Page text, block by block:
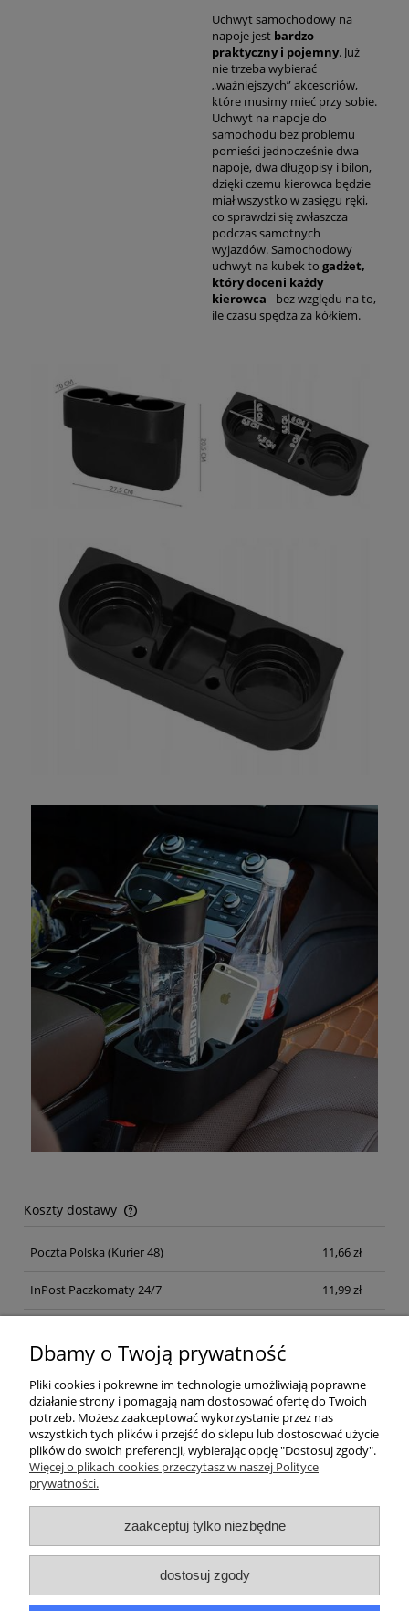
Uchwyt samochodowy na
napoje jest bardzo
praktyczny i pojemny. Już
nie trzeba wybierać
„ważniejszych” akcesoriów,
które musimy mieć przy sobie.
Uchwyt na napoje do
samochodu bez problemu
pomieści jednocześnie dwa
napoje, dwa długopisy i bilon,
dzięki czemu kierowca będzie
miał wszystko w zasięgu ręki,
co sprawdzi się zwłaszcza
podczas samotnych
wyjazdów. Samochodowy
uchwyt na kubek to gadżet,
który doceni każdy
kierowca - bez względu na to,
ile czasu spędza za kółkiem.
Koszty dostawy
Cena nie zawiera ewentualnych kosztów płatności
Poczta Polska (Kurier 48) 11,66 zł
InPost Paczkomaty 24/7 11,99 zł
Pomoc
Moje konto
Płatności i dostawa
Informacje
Dbamy o Twoją prywatność
Pliki cookies i pokrewne im technologie umożliwiają poprawne
działanie strony i pomagają nam dostosować ofertę do Twoich
potrzeb. Możesz zaakceptować wykorzystanie przez nas
wszystkich tych plików i przejść do sklepu lub dostosować użycie
plików do swoich preferencji, wybierając opcję "Dostosuj zgody".
Więcej o plikach cookies przeczytasz w naszej Polityce
prywatności.
zaakceptuj tylko niezbędne
dostosuj zgody